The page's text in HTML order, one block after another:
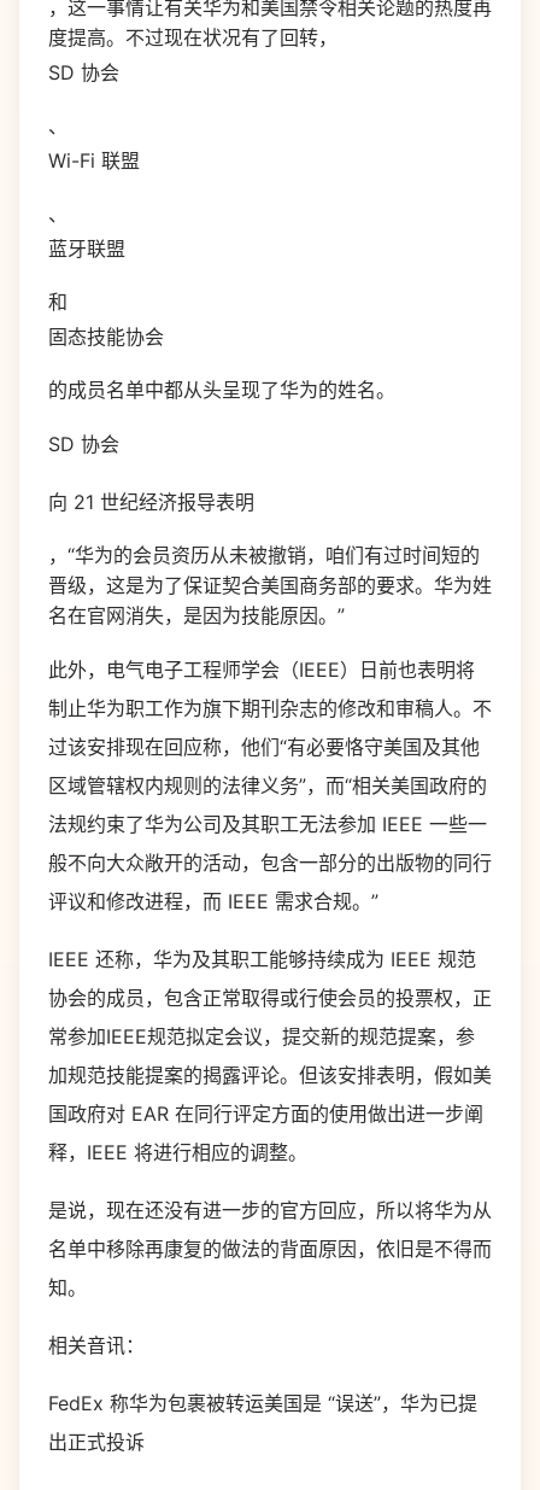
，这一事情让有关华为和美国禁令相关论题的热度再
度提高。不过现在状况有了回转，
SD 协会
、
Wi-Fi 联盟
、
蓝牙联盟
和
固态技能协会
的成员名单中都从头呈现了华为的姓名。
SD 协会
向 21 世纪经济报导表明
，“华为的会员资历从未被撤销，咱们有过时间短的
晋级，这是为了保证契合美国商务部的要求。华为姓
名在官网消失，是因为技能原因。”
此外，电气电子工程师学会（IEEE）日前也表明将
制止华为职工作为旗下期刊杂志的修改和审稿人。不
过该安排现在回应称，他们“有必要恪守美国及其他
区域管辖权内规则的法律义务”，而“相关美国政府的
法规约束了华为公司及其职工无法参加 IEEE 一些一
般不向大众敞开的活动，包含一部分的出版物的同行
评议和修改进程，而 IEEE 需求合规。”
IEEE 还称，华为及其职工能够持续成为 IEEE 规范
协会的成员，包含正常取得或行使会员的投票权，正
常参加IEEE规范拟定会议，提交新的规范提案，参
加规范技能提案的揭露评论。但该安排表明，假如美
国政府对 EAR 在同行评定方面的使用做出进一步阐
释，IEEE 将进行相应的调整。
是说，现在还没有进一步的官方回应，所以将华为从
名单中移除再康复的做法的背面原因，依旧是不得而
知。
相关音讯：
FedEx 称华为包裹被转运美国是 “误送”，华为已提
出正式投诉